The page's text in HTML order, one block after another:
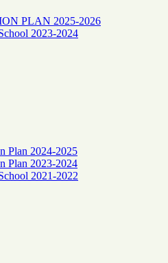
PLAN 2025-2026
2023-2024
Plan 2024-2025
Plan 2023-2024
2021-2022